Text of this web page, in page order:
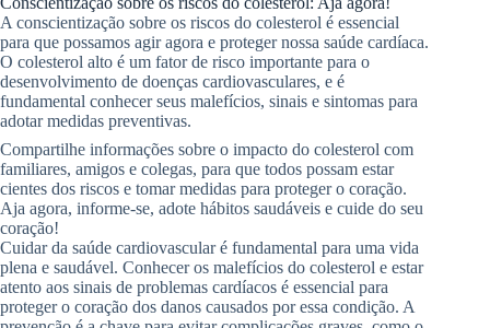
A conscientização sobre os riscos do colesterol é essencial
para que possamos agir agora e proteger nossa saúde cardíaca.
O colesterol alto é um fator de risco importante para o
desenvolvimento de doenças cardiovasculares, e é
fundamental conhecer seus malefícios, sinais e sintomas para
adotar medidas preventivas.
Compartilhe informações sobre o impacto do colesterol com
familiares, amigos e colegas, para que todos possam estar
cientes dos riscos e tomar medidas para proteger o coração.
Aja agora, informe-se, adote hábitos saudáveis e cuide do seu
coração!
Cuidar da saúde cardiovascular é fundamental para uma vida
plena e saudável. Conhecer os malefícios do colesterol e estar
atento aos sinais de problemas cardíacos é essencial para
proteger o coração dos danos causados por essa condição. A